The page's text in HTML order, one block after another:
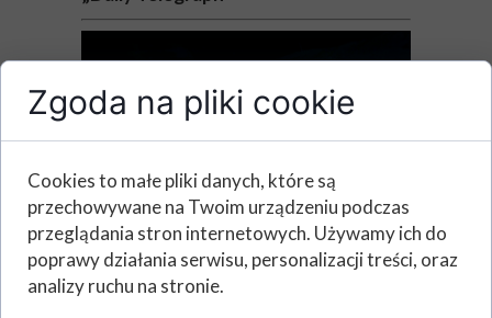
Zgoda na pliki cookie
Cookies to małe pliki danych, które są
przechowywane na Twoim urządzeniu podczas
przeglądania stron internetowych. Używamy ich do
poprawy działania serwisu, personalizacji treści, oraz
analizy ruchu na stronie.